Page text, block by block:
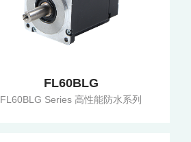
FL60BLG
FL60BLG Series 高性能防水系列